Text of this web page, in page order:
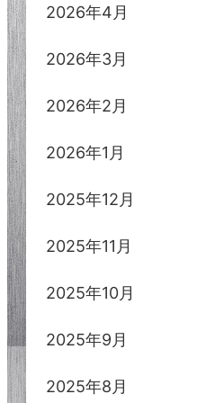
2026年4月
2026年3月
2026年2月
2026年1月
2025年12月
2025年11月
2025年10月
2025年9月
2025年8月